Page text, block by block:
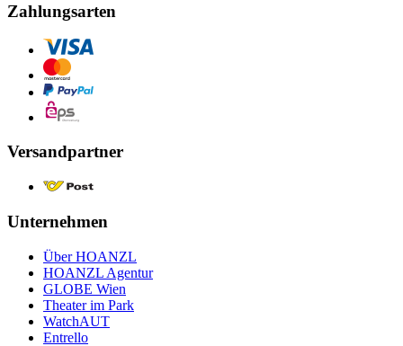
Zahlungsarten
Versandpartner
Unternehmen
Über HOANZL
HOANZL Agentur
GLOBE Wien
Theater im Park
WatchAUT
Entrello